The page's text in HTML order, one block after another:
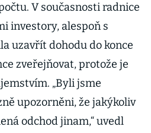
V současnosti radnice
investory, alespoň s
uzavřít dohodu do konce
zveřejňovat, protože je
„Byli jsme
upozorněni, že jakýkoliv
odchod jinam,“ uvedl